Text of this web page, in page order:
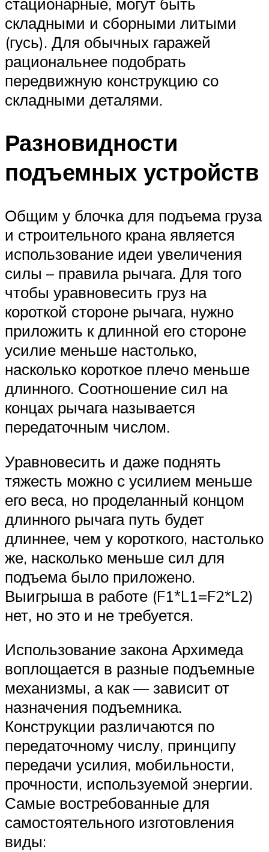
складными и сборными литыми
(гусь). Для обычных гаражей
рациональнее подобрать
передвижную конструкцию со
складными деталями.
Разновидности
подъемных устройств
Общим у блочка для подъема груза
и строительного крана является
использование идеи увеличения
силы – правила рычага. Для того
чтобы уравновесить груз на
короткой стороне рычага, нужно
приложить к длинной его стороне
усилие меньше настолько,
насколько короткое плечо меньше
длинного. Соотношение сил на
концах рычага называется
передаточным числом.
Уравновесить и даже поднять
тяжесть можно с усилием меньше
его веса, но проделанный концом
длинного рычага путь будет
длиннее, чем у короткого, настолько
же, насколько меньше сил для
подъема было приложено.
Выигрыша в работе (F1*L1=F2*L2)
нет, но это и не требуется.
Использование закона Архимеда
воплощается в разные подъемные
механизмы, а как — зависит от
назначения подъемника.
Конструкции различаются по
передаточному числу, принципу
передачи усилия, мобильности,
прочности, используемой энергии.
Самые востребованные для
самостоятельного изготовления
виды: